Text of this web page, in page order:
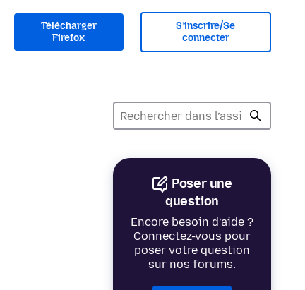
Télécharger
Firefox
S’inscrire/Se
connecter
Poser une
question
Encore besoin d’aide ?
Connectez-vous pour
poser votre question
sur nos forums.